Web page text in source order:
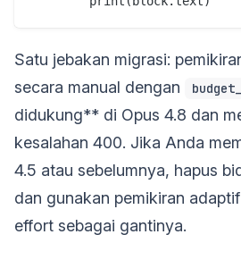
Satu jebakan migrasi:
secara manual dengan
didukung** di Opus 4.8 dan
kesalahan 400. Jika Anda
4.5 atau sebelumnya, hapus
dan gunakan pemikiran
effort sebagai gantinya.